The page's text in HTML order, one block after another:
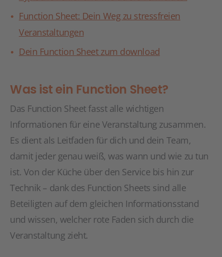
Function Sheet: Dein Weg zu stressfreien
Veranstaltungen
Dein Function Sheet zum download
Was ist ein Function Sheet?
Das Function Sheet fasst alle wichtigen
Informationen für eine Veranstaltung zusammen.
Es dient als Leitfaden für dich und dein Team,
damit jeder genau weiß, was wann und wie zu tun
ist. Von der Küche über den Service bis hin zur
Technik – dank des Function Sheets sind alle
Beteiligten auf dem gleichen Informationsstand
und wissen, welcher rote Faden sich durch die
Veranstaltung zieht.